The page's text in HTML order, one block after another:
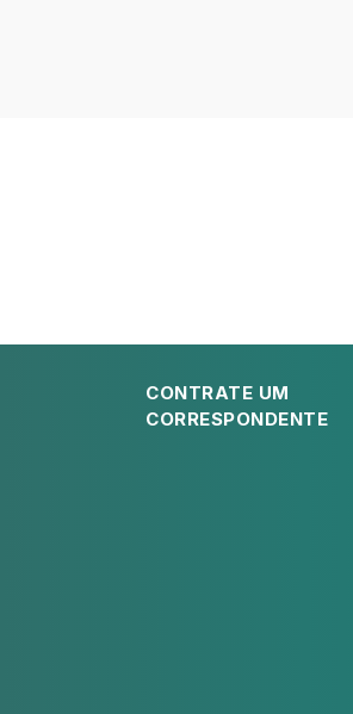
CONTRATE UM
CORRESPONDENTE